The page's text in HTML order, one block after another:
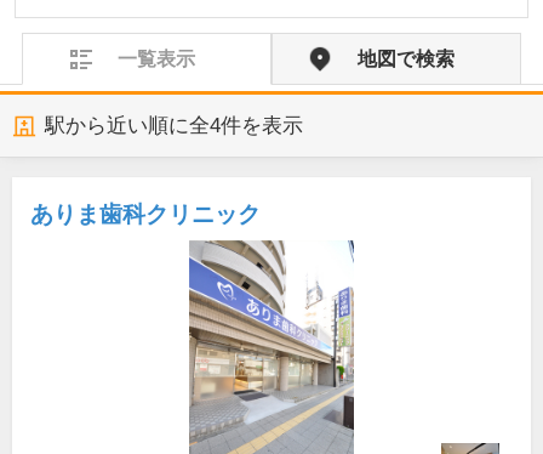
一覧表示 地図で検索
駅から近い順に全4件を表示
ありま歯科クリニック